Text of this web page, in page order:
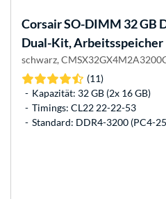
CorsairSO-DIMM 32 GB
Dual-Kit, Arbeitsspeicher
schwarz,
(11)
Kapazität: 32 GB (2x 16 GB)
Timings: CL22 22-22-53
Standard: DDR4-3200 (PC4-